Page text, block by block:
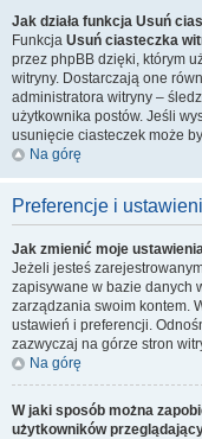
Jak działa funkcja Usuń
Funkcja Usuń ciasteczka
przez phpBB dzięki, którym
witryny. Dostarczają one
administratora witryny –
użytkownika postów. Jeśli
usunięcie ciasteczek może
Na górę
Preferencje i
Jak zmienić moje
Jeżeli jesteś
zapisywane w bazie danych
zarządzania swoim kontem.
ustawień i preferencji.
zazwyczaj na górze stron
Na górę
W jaki sposób można
użytkowników